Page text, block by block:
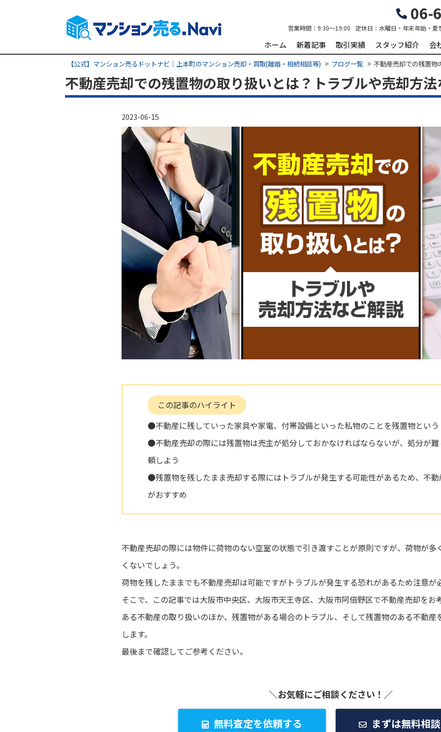
06-
営業時間： 9:30～19:00 定休日： 水曜日・年末年始・夏
ホーム 新着記事 取引実績 スタッフ紹介 会
【公式】マンション売るドットナビ｜上本町のマンション売却・買取(離婚・相続相談等) ブログ一覧 不動産売却での残置物
不動産売却での残置物の取り扱いとは？トラブルや売却方
2023-06-15
この記事のハイライト
●不動産に残していった家具や家電、付帯設備といった私物のことを残置物という
●不動産売却の際には残置物は売主が処分しておかなければならないが、処分が
頼しよう
●残置物を残したまま売却する際にはトラブルが発生する可能性があるため、不
がおすすめ
不動産売却の際には物件に荷物のない空室の状態で引き渡すことが原則ですが、荷物が多
くないでしょう。
荷物を残したままでも不動産売却は可能ですがトラブルが発生する恐れがあるため注意が
そこで、この記事では大阪市中央区、大阪市天王寺区、大阪市阿倍野区で不動産売却をお
ある不動産の取り扱いのほか、残置物がある場合のトラブル、そして残置物のある不動
します。
最後まで確認してご参考ください。
＼お気軽にご相談ください！／
無料査定を依頼する まずは無料相